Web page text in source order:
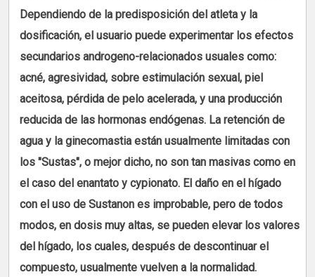
Dependiendo de la predisposición del atleta y la
dosificación, el usuario puede experimentar los efectos
secundarios androgeno-relacionados usuales como:
acné, agresividad, sobre estimulación sexual, piel
aceitosa, pérdida de pelo acelerada, y una producción
reducida de las hormonas endógenas. La retención de
agua y la ginecomastia están usualmente limitadas con
los "Sustas", o mejor dicho, no son tan masivas como en
el caso del enantato y cypionato. El daño en el hígado
con el uso de Sustanon es improbable, pero de todos
modos, en dosis muy altas, se pueden elevar los valores
del hígado, los cuales, después de descontinuar el
compuesto, usualmente vuelven a la normalidad.